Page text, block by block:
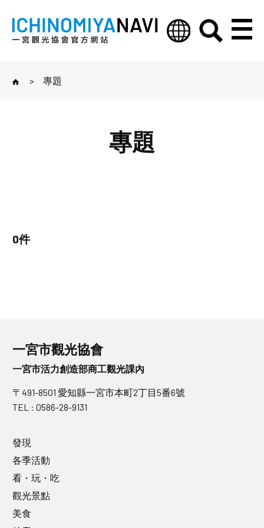
> 專題
專題
0件
一宮市觀光協會
一宮市活力創造部商工觀光課內
〒491-8501 愛知縣一宮市本町2丁目5番6號
TEL : 0586-28-9131
發現
各季活動
看・玩・吃
觀光景點
美食